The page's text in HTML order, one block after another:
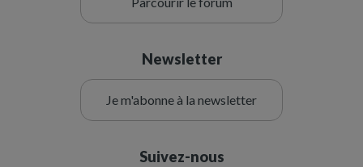
Newsletter
Je m'abonne à la newsletter
Suivez-nous